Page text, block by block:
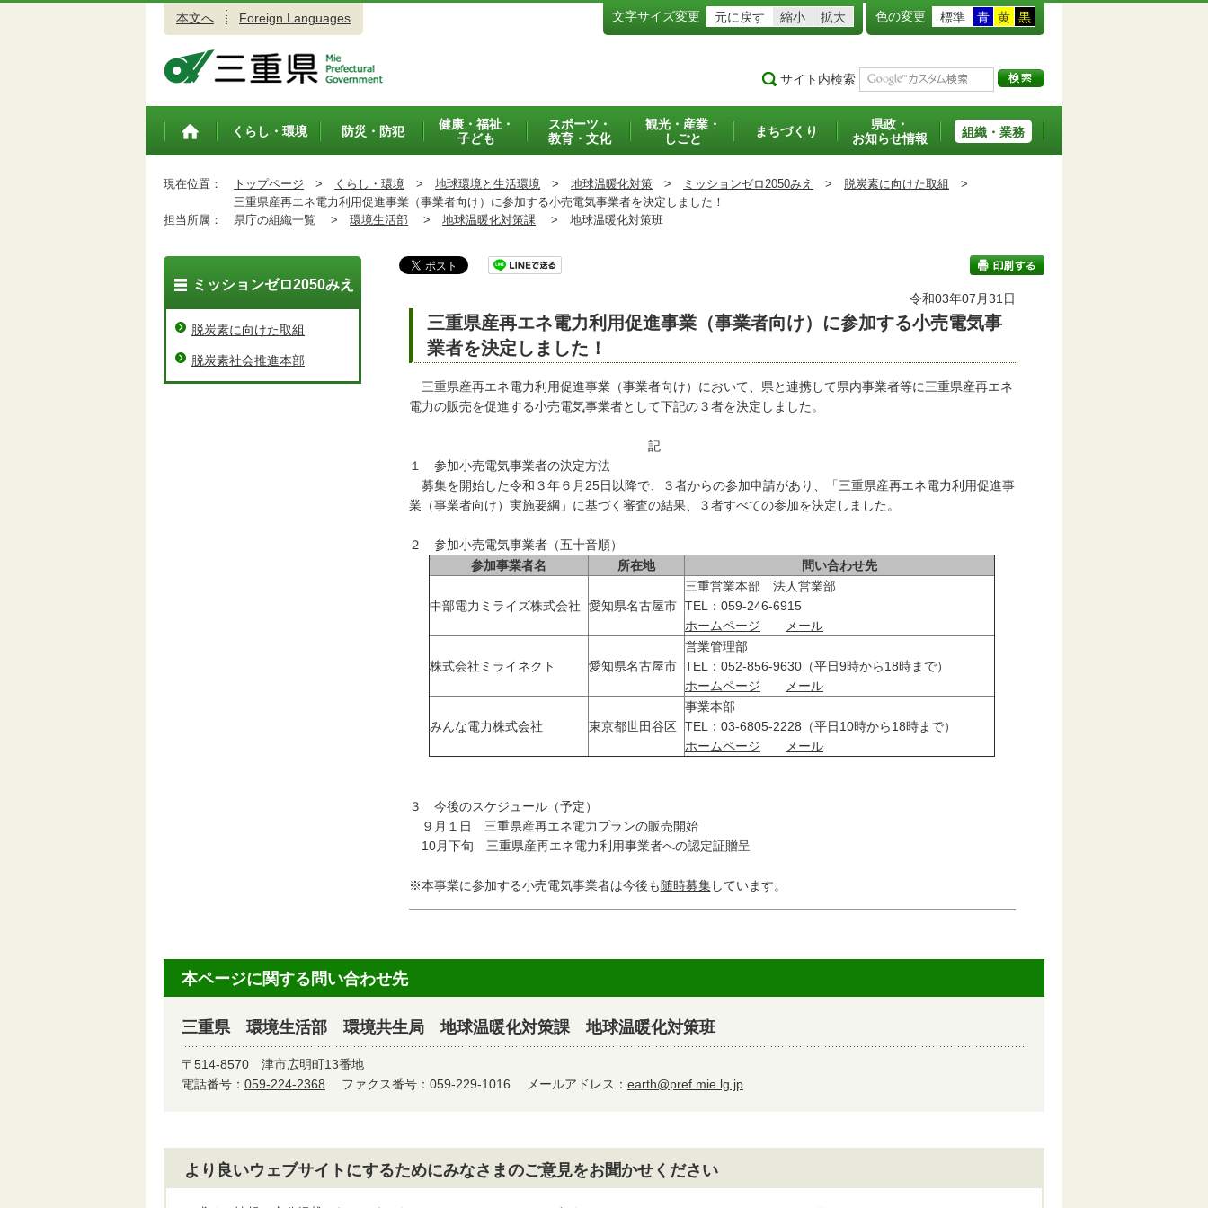
本文へ Foreign Languages 文字サイズ変更 元に戻す 縮小 拡大 色の変更 標準 青 黄 黒
サイト内検索
トップペ
くらし・環境 防災・防犯
健康・福祉・
子ども
スポーツ・
教育・文化
観光・産業・
しごと
まちづくり
県政・
お知らせ情報
組織・業務
現在位置： トップページ > くらし・環境 > 地球環境と生活環境 > 地球温暖化対策 > ミッションゼロ2050みえ > 脱炭素に向けた取組
>
三重県産再エネ電力利用促進事業（事業者向け）に参加する小売電気事業者を決定しました！
担当所属：
県庁の組織一覧 > 環境生活部 > 地球温暖化対策課 > 地球温暖化対策班
令和03年07月31日
三重県産再エネ電力利用促進事業（事業者向け）に参加する小売電気事
業者を決定しました！
三重県産再エネ電力利用促進事業（事業者向け）において、県と連携して県内事業者等に三重県産再エネ
電力の販売を促進する小売電気事業者として下記の３者を決定しました。
記
１ 参加小売電気事業者の決定方法
募集を開始した令和３年６月25日以降で、３者からの参加申請があり、「三重県産再エネ電力利用促進事
業（事業者向け）実施要綱」に基づく審査の結果、３者すべての参加を決定しました。
２ 参加小売電気事業者（五十音順）
参加事業者名
所在地 問い合わせ先
中部電力ミライズ株式会社 愛知県名古屋市
三重営業本部 法人営業部
TEL：059-246-6915
ホームページ
メール
株式会社ミライネクト 愛知県名古屋市
営業管理部
TEL：052-856-9630（平日9時から18時まで）
ホームページ
メール
みんな電力株式会社 東京都世田谷区
事業本部
TEL：03-6805-2228（平日10時から18時まで）
ホームページ
メール
３ 今後のスケジュール（予定）
９月１日 三重県産再エネ電力プランの販売開始
10月下旬 三重県産再エネ電力利用事業者への認定証贈呈
※本事業に参加する小売電気事業者は今後も随時募集しています。
ミッションゼロ2050みえ
脱炭素に向けた取組
脱炭素社会推進本部
本ページに関する問い合わせ先
三重県 環境生活部 環境共生局 地球温暖化対策課 地球温暖化対策班
〒514-8570 津市広明町13番地
電話番号： 059-224-2368 ファクス番号：059-229-1016 メールアドレス： earth@pref.mie.lg.jp
より良いウェブサイトにするためにみなさまのご意見をお聞かせください